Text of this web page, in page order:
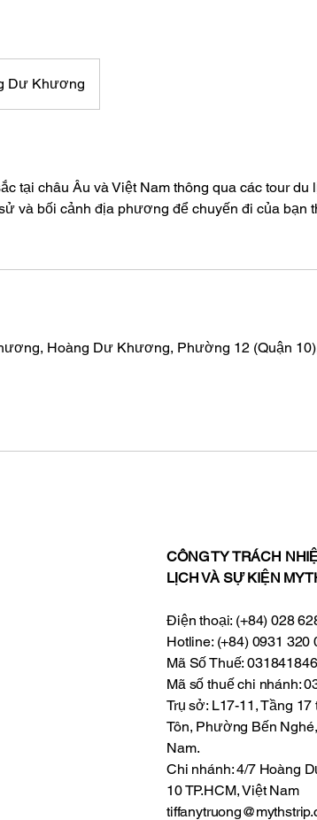
Dư Khương
tại châu Âu và Việt Nam thông qua các tour du
và bối cảnh địa phương để chuyến đi của bạn
Hoàng Dư Khương, Phường 12 (Quận
CÔNG TY TRÁCH
LỊCH VÀ SỰ KIỆN
Điện thoại: (+84) 028
Hotline: (+84) 0931 320
Mã Số Thuế:
Mã số thuế chi nhánh:
Trụ sở: L17-11, Tầng
Tôn, Phường Bến
Nam.
Chi nhánh: 4/7 Hoàng
10 TP.HCM, Việt Nam